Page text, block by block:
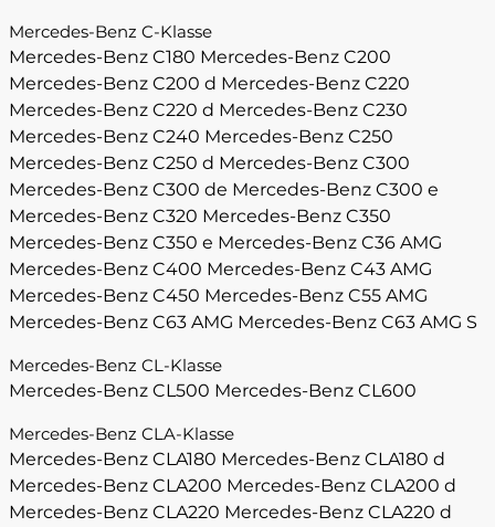
Mercedes-Benz C-Klasse
Mercedes-Benz C180 Mercedes-Benz C200
Mercedes-Benz C200 d Mercedes-Benz C220
Mercedes-Benz C220 d Mercedes-Benz C230
Mercedes-Benz C240 Mercedes-Benz C250
Mercedes-Benz C250 d Mercedes-Benz C300
Mercedes-Benz C300 de Mercedes-Benz C300 e
Mercedes-Benz C320 Mercedes-Benz C350
Mercedes-Benz C350 e Mercedes-Benz C36 AMG
Mercedes-Benz C400 Mercedes-Benz C43 AMG
Mercedes-Benz C450 Mercedes-Benz C55 AMG
Mercedes-Benz C63 AMG Mercedes-Benz C63 AMG S
Mercedes-Benz CL-Klasse
Mercedes-Benz CL500 Mercedes-Benz CL600
Mercedes-Benz CLA-Klasse
Mercedes-Benz CLA180 Mercedes-Benz CLA180 d
Mercedes-Benz CLA200 Mercedes-Benz CLA200 d
Mercedes-Benz CLA220 Mercedes-Benz CLA220 d